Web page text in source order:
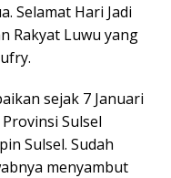
Selamat Hari Jadi
Rakyat Luwu yang
sejak 7 Januari
Sulsel
Sulsel. Sudah
menyambut